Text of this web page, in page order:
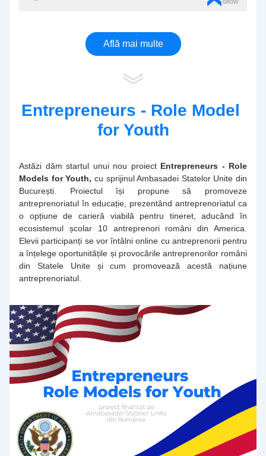
Află mai multe
Entrepreneurs - Role Model
for Youth
Astăzi dăm startul unui nou proiect Entrepreneurs - Role
Models for Youth, cu sprijinul Ambasadei Statelor Unite din
București. Proiectul își propune să promoveze
antreprenoriatul în educație, prezentând antreprenoriatul ca
o opțiune de carieră viabilă pentru tineret, aducând în
ecosistemul școlar 10 antreprenori români din America.
Elevii participanți se vor întâlni online cu antreprenorii pentru
a înțelege oportunitățile și provocările antreprenorilor români
din Statele Unite și cum promovează acestă națiune
antreprenoriatul.